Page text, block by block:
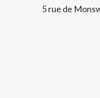
5 rue de